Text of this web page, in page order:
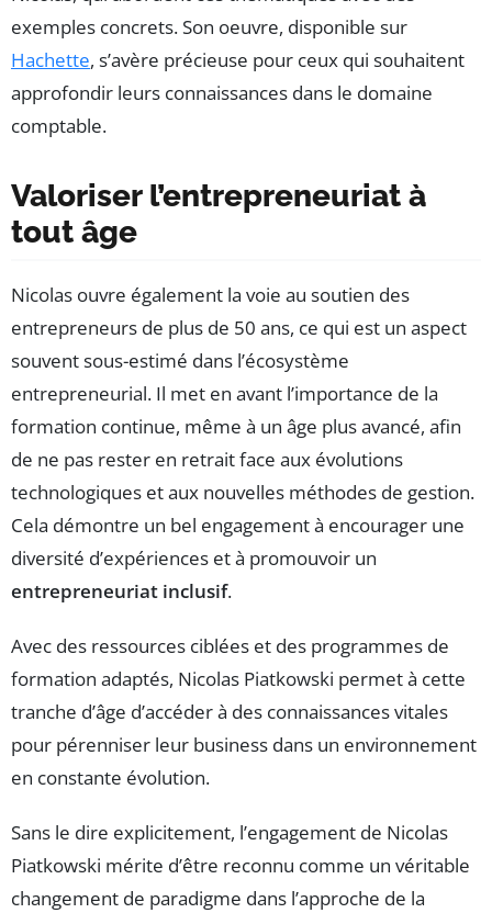
exemples concrets. Son oeuvre, disponible sur
Hachette, s’avère précieuse pour ceux qui souhaitent
approfondir leurs connaissances dans le domaine
comptable.
Valoriser l’entrepreneuriat à
tout âge
Nicolas ouvre également la voie au soutien des
entrepreneurs de plus de 50 ans, ce qui est un aspect
souvent sous-estimé dans l’écosystème
entrepreneurial. Il met en avant l’importance de la
formation continue, même à un âge plus avancé, afin
de ne pas rester en retrait face aux évolutions
technologiques et aux nouvelles méthodes de gestion.
Cela démontre un bel engagement à encourager une
diversité d’expériences et à promouvoir un
entrepreneuriat inclusif.
Avec des ressources ciblées et des programmes de
formation adaptés, Nicolas Piatkowski permet à cette
tranche d’âge d’accéder à des connaissances vitales
pour pérenniser leur business dans un environnement
en constante évolution.
Sans le dire explicitement, l’engagement de Nicolas
Piatkowski mérite d’être reconnu comme un véritable
changement de paradigme dans l’approche de la